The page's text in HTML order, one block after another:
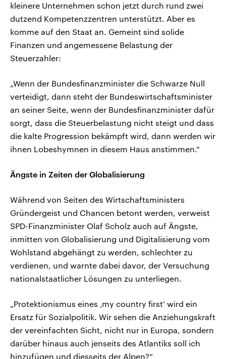
kleinere Unternehmen schon jetzt durch rund zwei
dutzend Kompetenzzentren unterstützt. Aber es
komme auf den Staat an. Gemeint sind solide
Finanzen und angemessene Belastung der
Steuerzahler:
„Wenn der Bundesfinanzminister die Schwarze Null
verteidigt, dann steht der Bundeswirtschaftsminister
an seiner Seite, wenn der Bundesfinanzminister dafür
sorgt, dass die Steuerbelastung nicht steigt und dass
die kalte Progression bekämpft wird, dann werden wir
ihnen Lobeshymnen in diesem Haus anstimmen.“
Ängste in Zeiten der Globalisierung
Während von Seiten des Wirtschaftsministers
Gründergeist und Chancen betont werden, verweist
SPD-Finanzminister Olaf Scholz auch auf Ängste,
inmitten von Globalisierung und Digitalisierung vom
Wohlstand abgehängt zu werden, schlechter zu
verdienen, und warnte dabei davor, der Versuchung
nationalstaatlicher Lösungen zu unterliegen.
„Protektionismus eines ‚my country first‘ wird ein
Ersatz für Sozialpolitik. Wir sehen die Anziehungskraft
der vereinfachten Sicht, nicht nur in Europa, sondern
darüber hinaus auch jenseits des Atlantiks soll ich
hinzufügen und diesseits der Alpen?“